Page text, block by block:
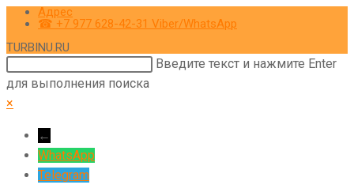
Адрес
☎ +7 977 628-42-31 Viber/WhatsApp
TURBINU.RU
Поиск
на
сайте
Введите текст и нажмите Enter
для выполнения поиска
×
←
WhatsApp
Telegram